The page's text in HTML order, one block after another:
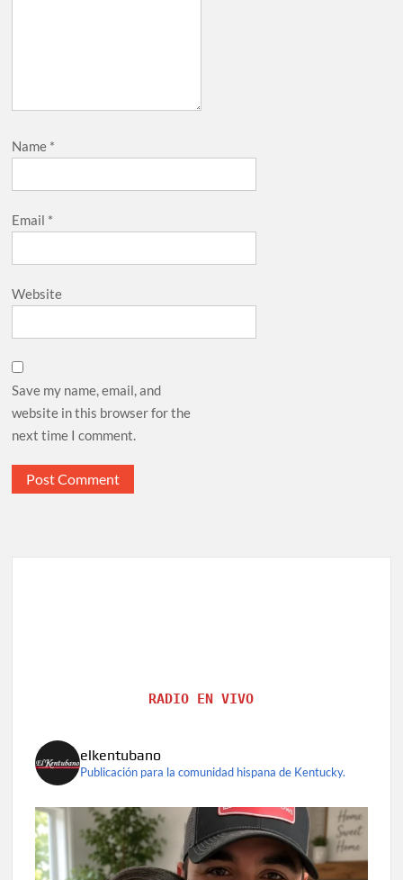
Name *
Email *
Website
Save my name, email, and
website in this browser for the
next time I comment.
RADIO EN VIVO
elkentubano
Publicación para la comunidad hispana de Kentucky.